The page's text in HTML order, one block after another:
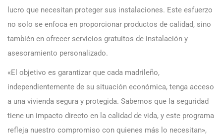
lucro que necesitan proteger sus instalaciones. Este esfuerzo
no solo se enfoca en proporcionar productos de calidad, sino
también en ofrecer servicios gratuitos de instalación y
asesoramiento personalizado.
«El objetivo es garantizar que cada madrileño,
independientemente de su situación económica, tenga acceso
a una vivienda segura y protegida. Sabemos que la seguridad
tiene un impacto directo en la calidad de vida, y este programa
refleja nuestro compromiso con quienes más lo necesitan»,